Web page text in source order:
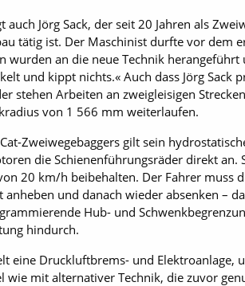
auch Jörg Sack, der seit 20 Jahren als
tätig ist. Der Maschinist durfte vor dem
wurden an die neue Technik
und kippt nichts.« Auch dass Jörg
stehen Arbeiten an zweigleisigen
von 1 566 mm weiterlaufen.
Zweiwegebaggers gilt sein
die Schienenführungsräder direkt an.
20 km/h beibehalten. Der Fahrer muss
und danach wieder absenken –
Hub- und
hindurch.
eine Druckluftbrems- und
mit alternativer Technik, die zuvor